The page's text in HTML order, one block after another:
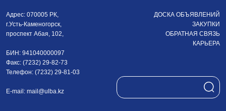
Адрес: 070005 РК,
г.Усть-Каменогорск,
проспект Абая, 102,
БИН: 941040000097
Факс: (7232) 29-82-73
Телефон: (7232) 29-81-03
E-mail: mail@ulba.kz
ДОСКА ОБЪЯВЛЕНИЙ
ЗАКУПКИ
ОБРАТНАЯ СВЯЗЬ
КАРЬЕРА